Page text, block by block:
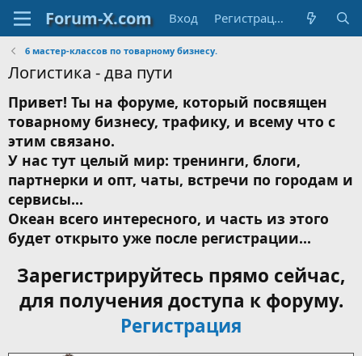
Вход Регистрация
6 мастер-классов по товарному бизнесу.
Логистика - два пути
Привет! Ты на форуме, который посвящен
товарному бизнесу, трафику, и всему что с
этим связано.
У нас тут целый мир: тренинги, блоги,
партнерки и опт, чаты, встречи по городам и
сервисы...
Океан всего интересного, и часть из этого
будет открыто уже после регистрации...
Зарегистрируйтесь прямо сейчас,
для получения доступа к форуму.
Регистрация